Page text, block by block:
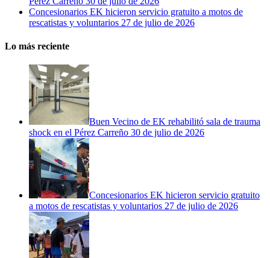
Concesionarios EK hicieron servicio gratuito a motos de
rescatistas y voluntarios 27 de julio de 2026
Lo más reciente
Buen Vecino de EK rehabilitó sala de trauma
shock en el Pérez Carreño 30 de julio de 2026
Concesionarios EK hicieron servicio gratuito
a motos de rescatistas y voluntarios 27 de julio de 2026